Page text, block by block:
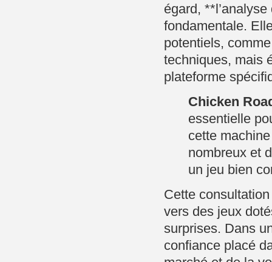
égard,
fondamentale.
potentiels,
techniques, mais
plateforme
Chicken
essentielle
cette
nombreux et
un jeu bien
Cette
vers des jeux
surprises. Dans
confiance placé